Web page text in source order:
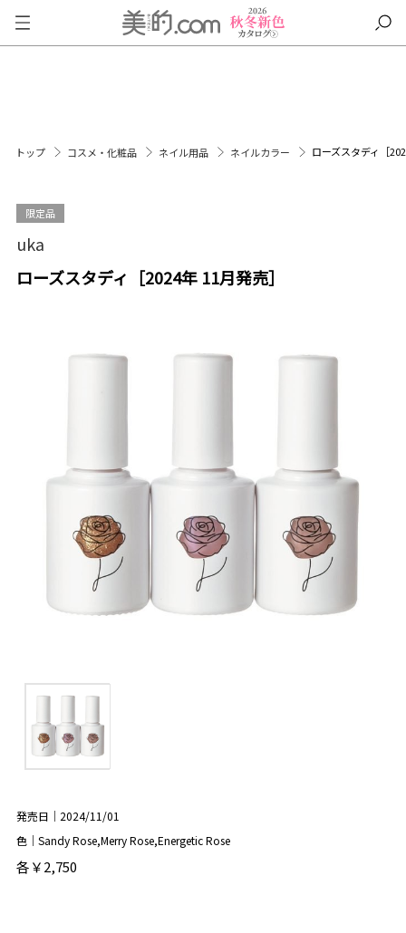
トップ コスメ・化粧品 ネイル用品 ネイルカラー ローズスタディ［
限定品
uka
ローズスタディ［2024年 11月発売］
発売日｜2024/11/01
色｜Sandy Rose,Merry Rose,Energetic Rose
各￥2,750